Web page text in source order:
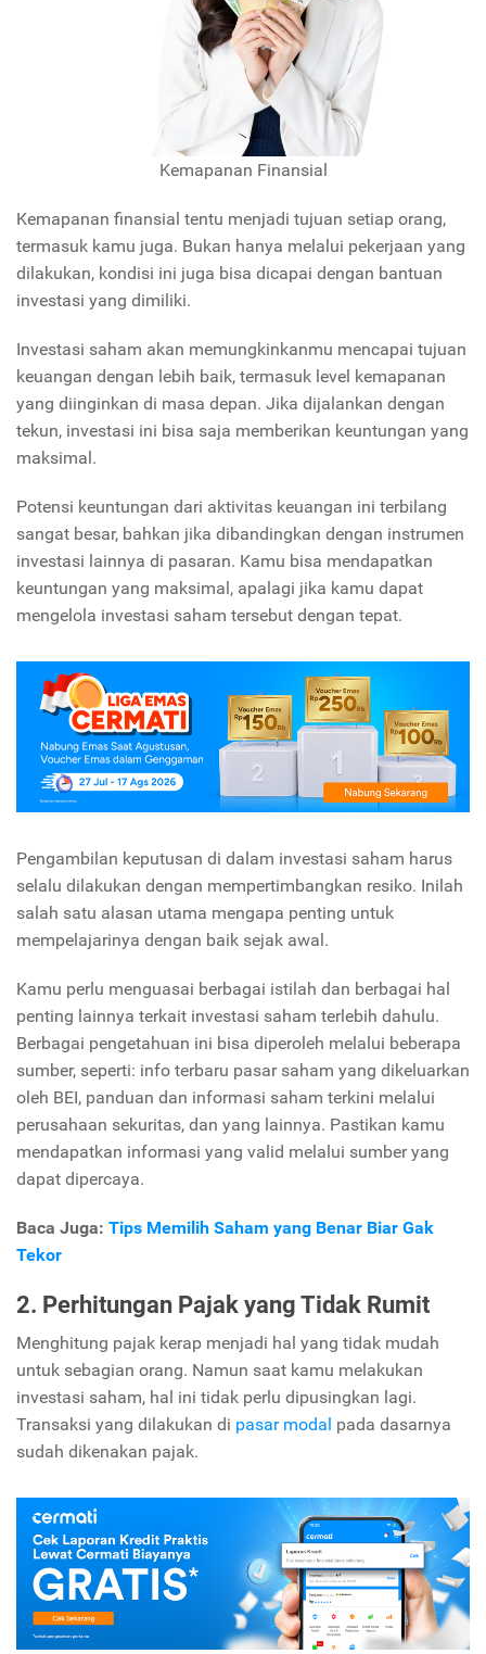
Kemapanan Finansial
Kemapanan finansial tentu menjadi tujuan setiap orang,
termasuk kamu juga. Bukan hanya melalui pekerjaan yang
dilakukan, kondisi ini juga bisa dicapai dengan bantuan
investasi yang dimiliki.
Investasi saham akan memungkinkanmu mencapai tujuan
keuangan dengan lebih baik, termasuk level kemapanan
yang diinginkan di masa depan. Jika dijalankan dengan
tekun, investasi ini bisa saja memberikan keuntungan yang
maksimal.
Potensi keuntungan dari aktivitas keuangan ini terbilang
sangat besar, bahkan jika dibandingkan dengan instrumen
investasi lainnya di pasaran. Kamu bisa mendapatkan
keuntungan yang maksimal, apalagi jika kamu dapat
mengelola investasi saham tersebut dengan tepat.
Pengambilan keputusan di dalam investasi saham harus
selalu dilakukan dengan mempertimbangkan resiko. Inilah
salah satu alasan utama mengapa penting untuk
mempelajarinya dengan baik sejak awal.
Kamu perlu menguasai berbagai istilah dan berbagai hal
penting lainnya terkait investasi saham terlebih dahulu.
Berbagai pengetahuan ini bisa diperoleh melalui beberapa
sumber, seperti: info terbaru pasar saham yang dikeluarkan
oleh BEI, panduan dan informasi saham terkini melalui
perusahaan sekuritas, dan yang lainnya. Pastikan kamu
mendapatkan informasi yang valid melalui sumber yang
dapat dipercaya.
Baca Juga: Tips Memilih Saham yang Benar Biar Gak
Tekor
2. Perhitungan Pajak yang Tidak Rumit
Menghitung pajak kerap menjadi hal yang tidak mudah
untuk sebagian orang. Namun saat kamu melakukan
investasi saham, hal ini tidak perlu dipusingkan lagi.
Transaksi yang dilakukan di pasar modal pada dasarnya
sudah dikenakan pajak.